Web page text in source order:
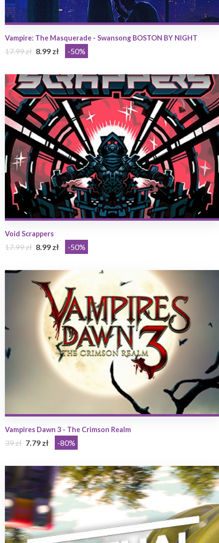
Vampire: The Masquerade - Swansong BOSTON BY NIGHT
17.99 zł 8.99 zł -50%
Void Scrappers
17.99 zł 8.99 zł -50%
Vampires Dawn 3 - The Crimson Realm
39 zł 7.79 zł -80%